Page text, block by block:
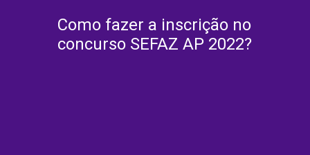
Como fazer a inscrição no
concurso SEFAZ AP 2022?